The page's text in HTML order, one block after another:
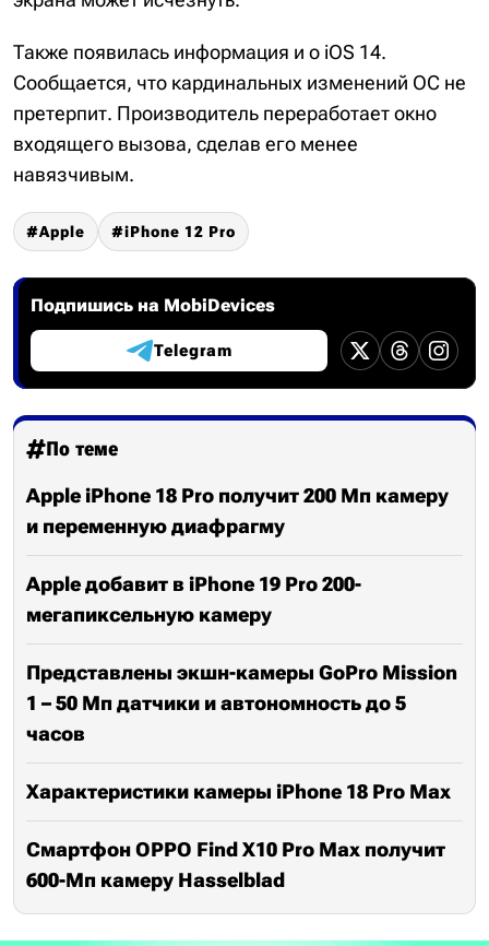
Также появилась информация и о iOS 14.
Сообщается, что кардинальных изменений ОС не
претерпит. Производитель переработает окно
входящего вызова, сделав его менее
навязчивым.
Apple iPhone 12 Pro
Подпишись на MobiDevices
Telegram
По теме
Apple iPhone 18 Pro получит 200 Мп камеру
и переменную диафрагму
Apple добавит в iPhone 19 Pro 200-
мегапиксельную камеру
Представлены экшн-камеры GoPro Mission
1 – 50 Мп датчики и автономность до 5
часов
Характеристики камеры iPhone 18 Pro Max
Смартфон OPPO Find X10 Pro Max получит
600-Мп камеру Hasselblad